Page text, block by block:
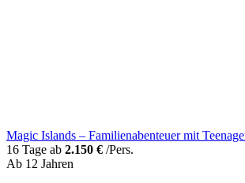
Magic Islands – Familienabenteuer mit
16 Tage ab 2.150 € /Pers.
Ab 12 Jahren